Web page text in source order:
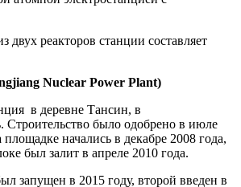
двух реакторов станции составляет
Nuclear Power Plant)
в деревне Тансин, в
было одобрено в июле
начались в декабре 2008 года,
был залит в апреле 2010 года.
запущен в 2015 году, второй введен в